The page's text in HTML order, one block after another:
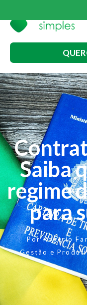
Saiba
regime
para
PorRogerio
Gestão e